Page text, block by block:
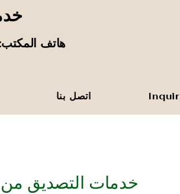
هاتف المكتب: ٠٠٩٧١٢٦٧٣٣٠٩٩ موبيل:
اتصل بنا
خدمات التصديق من